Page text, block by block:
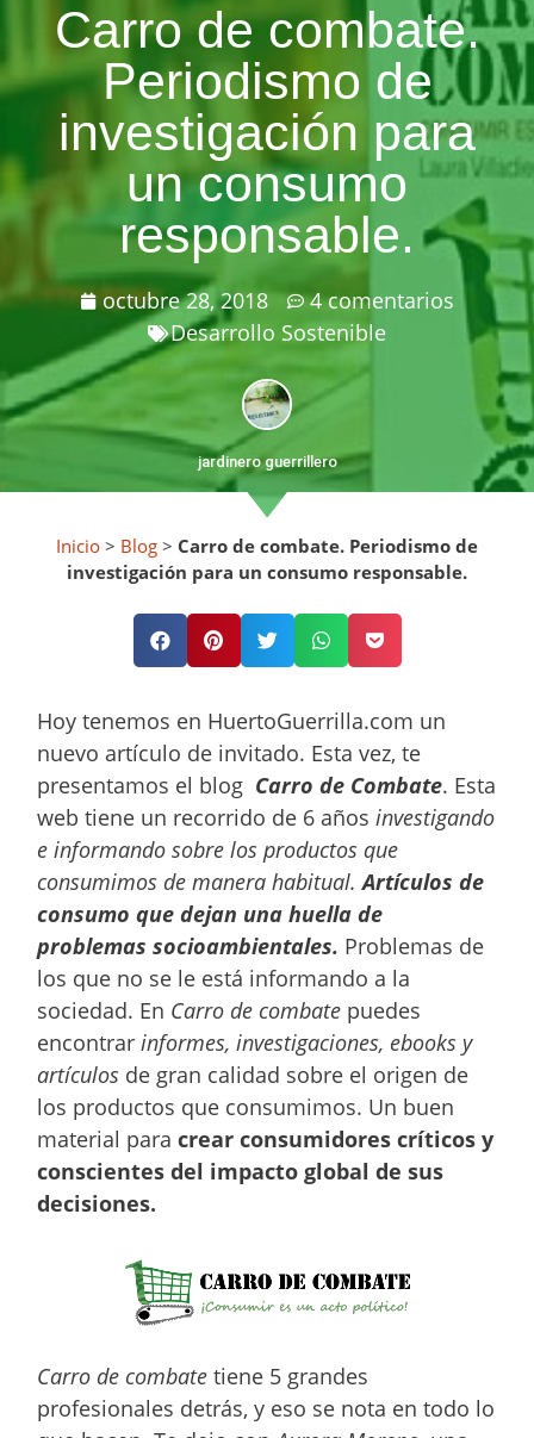
Carro de combate.
Periodismo de
investigación para
un consumo
responsable.
octubre 28, 2018
4 comentarios
Desarrollo Sostenible
jardinero guerrillero
Inicio > Blog > Carro de combate. Periodismo de
investigación para un consumo responsable.
Hoy tenemos en HuertoGuerrilla.com un
nuevo artículo de invitado. Esta vez, te
presentamos el blog Carro de Combate. Esta
web tiene un recorrido de 6 años investigando
e informando sobre los productos que
consumimos de manera habitual. Artículos de
consumo que dejan una huella de
problemas socioambientales. Problemas de
los que no se le está informando a la
sociedad. En Carro de combate puedes
encontrar informes, investigaciones, ebooks y
artículos de gran calidad sobre el origen de
los productos que consumimos. Un buen
material paracrear consumidores críticos y
conscientes del impacto global de sus
decisiones.
Carro de combate tiene 5 grandes
profesionales detrás, y eso se nota en todo lo